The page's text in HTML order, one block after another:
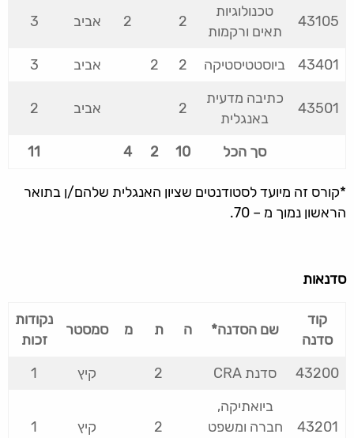
43105
טכנולוגיות
תאים ורקמות
2
2 אביב 3
43401 ביוסטטיסטיקה 2
2 אביב 3
43501
כתיבה מדעית
באנגלית
2 אביב 2
סך הכל 10
2
4
11
*קורס זה מיועד לסטודנטים שציון האנגלית שלהם/ן בתואר
הראשון נמוך מ – 70.
סדנאות
קוד
סדנה
שם הסדנה* ה ת מ סמסטר
נקודות
זכות
43200
סדנת CRA 2 קיץ 1
43201
ביואתיקה,
חברה ומשפט
2 קיץ 1